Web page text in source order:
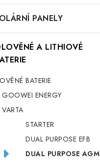
PANELY
A LITHIOVÉ
BATERIE
GOOWEI ENERGY
VARTA
STARTER
DUAL PURPOSE EFB
DUAL PURPOSE AGM